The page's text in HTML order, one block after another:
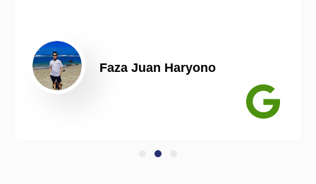
Faza Juan Haryono